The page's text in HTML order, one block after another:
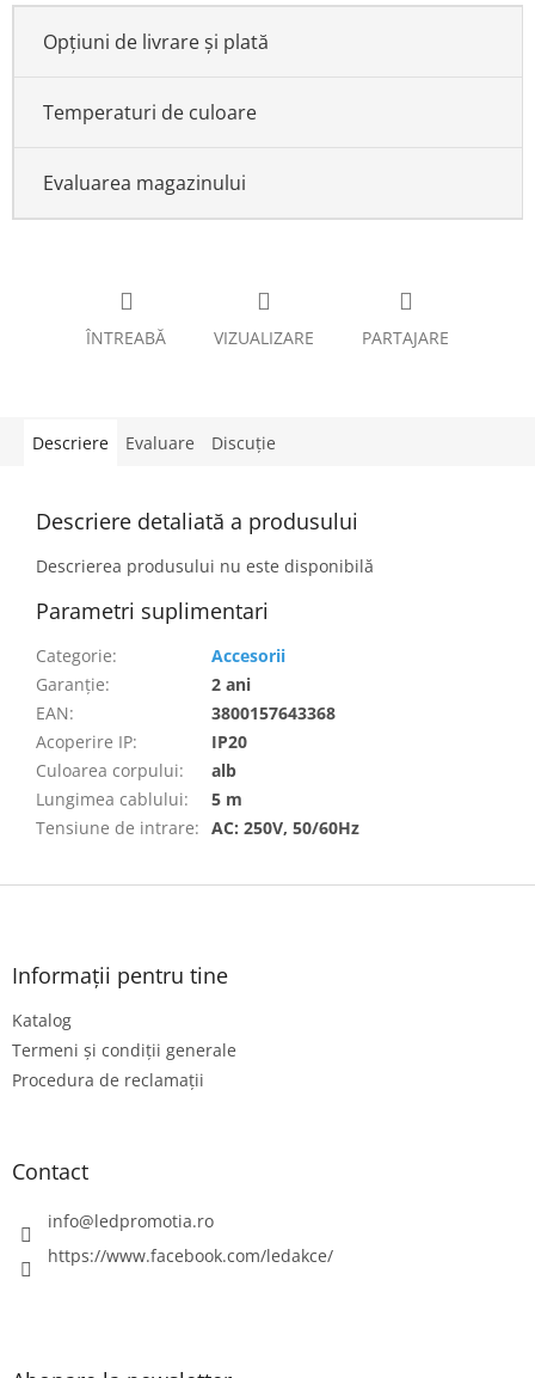
Opțiuni de livrare și plată
Temperaturi de culoare
Evaluarea magazinului
ÎNTREABĂ VIZUALIZARE PARTAJARE
Descriere Evaluare Discuţie
Descriere detaliată a produsului
Descrierea produsului nu este disponibilă
Parametri suplimentari
Categorie:
Accesorii
Garanţie:
2 ani
EAN:
3800157643368
Acoperire IP:
IP20
Culoarea corpului:
alb
Lungimea cablului:
5 m
Tensiune de intrare: AC: 250V, 50/60Hz
S
Informații pentru tine
Katalog
Termeni și condiții generale
Procedura de reclamații
Contact
info@ledpromotia.ro
https://www.facebook.com/ledakce/